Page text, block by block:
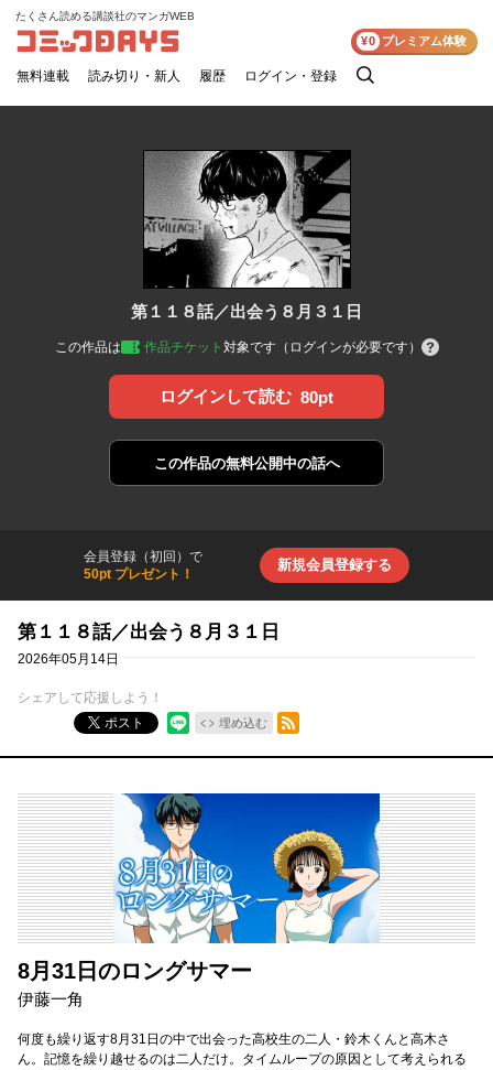
コミックDAYS
たくさん読める講談社のマンガWEB
無料連載 読み切り・新人 履歴 ログイン・登録
検
¥0 プレミアム体験
第１１８話／出会う８月３１日
この作品は 作品チケット 対象です（ログインが必要です）
ログインして読む 80pt
この作品の無料公開中の話へ
会員登録（初回）で
50pt プレゼント！
新規会員登録する
第１１８話／出会う８月３１日
2026年05月14日
シェアして応援しよう！
ポスト
埋め込む
RSSフィード
8月31日のロングサマー
伊藤一角
何度も繰り返す8月31日の中で出会った高校生の二人・鈴木くんと高木さ
ん。記憶を繰り越せるのは二人だけ。タイムループの原因として考えられる